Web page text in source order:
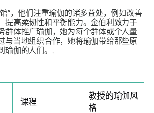
”，他们注重瑜伽的诸多益处，例如改善
提高柔韧性和平衡能力。金伯利致力于
群体推广瑜伽，她为每个群体或个人量
与当地组织合作，她将瑜伽带给那些原
瑜伽的人们。.
课程
教授的瑜伽风
格